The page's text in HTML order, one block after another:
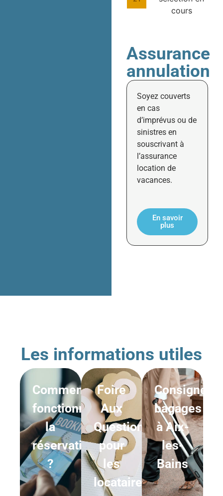
cours
Assurance
annulation
Soyez couverts
en cas
d’imprévus ou de
sinistres en
souscrivant à
l’assurance
location de
vacances.
En savoir
plus
Les informations utiles
Comment
fonctionne
la
réservation
?
Foire
Aux
Questions
pour
les
locataires
Consigne
bagages
à Aix-
les-
Bains